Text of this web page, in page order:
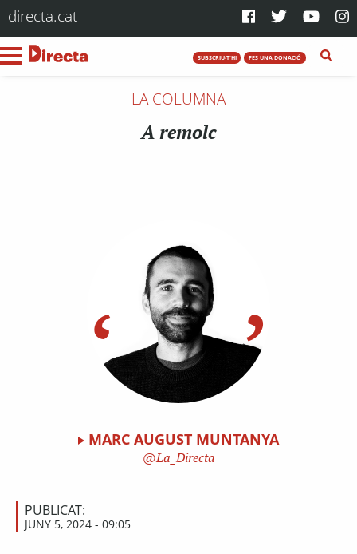
directa.cat
SUBSCRIU-T'HI FES UNA DONACIÓ
LA COLUMNA
A remolc
MARC AUGUST MUNTANYA
La_Directa
PUBLICAT:
JUNY 5, 2024 - 09:05